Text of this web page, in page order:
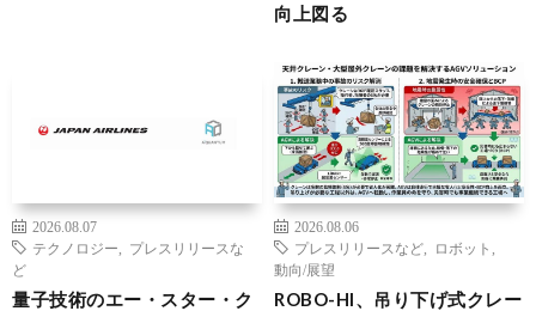
向上図る
2026.08.07
テクノロジー
プレスリリースな
ど
量子技術のエー・スター・ク
2026.08.06
プレスリリースなど
ロボット
動向/展望
ROBO-HI、吊り下げ式クレー